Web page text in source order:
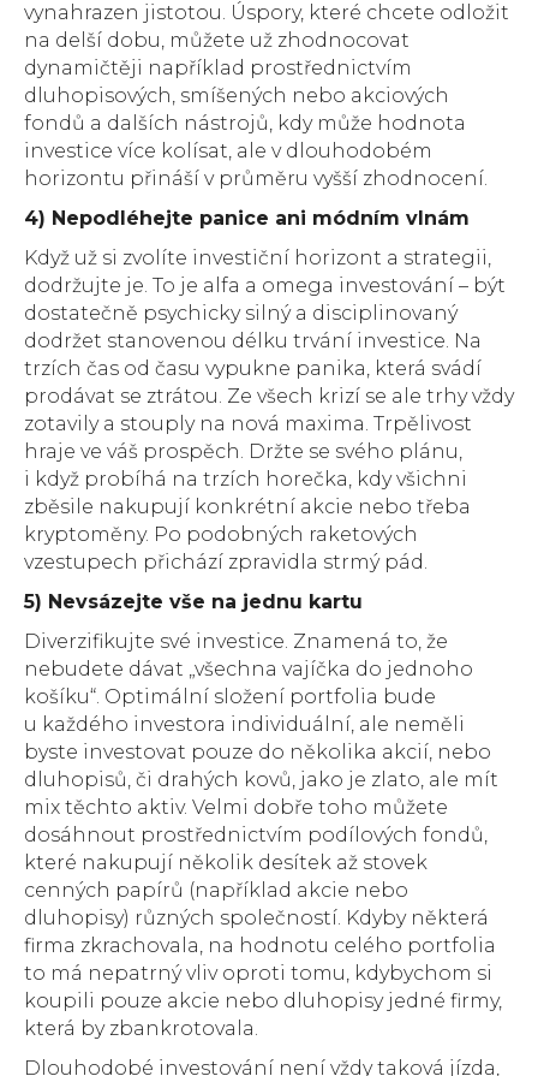
vynahrazen jistotou. Úspory, které chcete odložit
na delší dobu, můžete už zhodnocovat
dynamičtěji například prostřednictvím
dluhopisových, smíšených nebo akciových
fondů a dalších nástrojů, kdy může hodnota
investice více kolísat, ale v dlouhodobém
horizontu přináší v průměru vyšší zhodnocení.
4) Nepodléhejte panice ani módním vlnám
Když už si zvolíte investiční horizont a strategii,
dodržujte je. To je alfa a omega investování – být
dostatečně psychicky silný a disciplinovaný
dodržet stanovenou délku trvání investice. Na
trzích čas od času vypukne panika, která svádí
prodávat se ztrátou. Ze všech krizí se ale trhy vždy
zotavily a stouply na nová maxima. Trpělivost
hraje ve váš prospěch. Držte se svého plánu,
i když probíhá na trzích horečka, kdy všichni
zběsile nakupují konkrétní akcie nebo třeba
kryptoměny. Po podobných raketových
vzestupech přichází zpravidla strmý pád.
5) Nevsázejte vše na jednu kartu
Diverzifikujte své investice. Znamená to, že
nebudete dávat „všechna vajíčka do jednoho
košíku“. Optimální složení portfolia bude
u každého investora individuální, ale neměli
byste investovat pouze do několika akcií, nebo
dluhopisů, či drahých kovů, jako je zlato, ale mít
mix těchto aktiv. Velmi dobře toho můžete
dosáhnout prostřednictvím podílových fondů,
které nakupují několik desítek až stovek
cenných papírů (například akcie nebo
dluhopisy) různých společností. Kdyby některá
firma zkrachovala, na hodnotu celého portfolia
to má nepatrný vliv oproti tomu, kdybychom si
koupili pouze akcie nebo dluhopisy jedné firmy,
která by zbankrotovala.
Dlouhodobé investování není vždy taková jízda,